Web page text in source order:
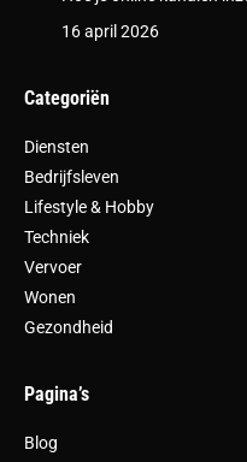
16 april 2026
Categoriën
Diensten
Bedrijfsleven
Lifestyle & Hobby
Techniek
Vervoer
Wonen
Gezondheid
Pagina’s
Blog